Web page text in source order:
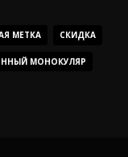
МЕТКА СКИДКА
МОНОКУЛЯР